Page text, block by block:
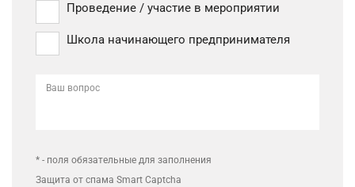
Проведение / участие в мероприятии
Школа начинающего предпринимателя
Ваш вопрос
* - поля обязательные для заполнения
Защита от спама Smart Captcha